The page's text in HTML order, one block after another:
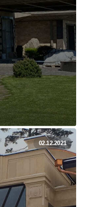
02.12.2021